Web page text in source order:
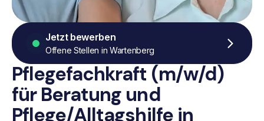
Pflegefachkraft (m/w/d)
für Beratung und
Pflege/Alltagshilfein
Jetzt bewerben
Offene Stellen in Wartenberg